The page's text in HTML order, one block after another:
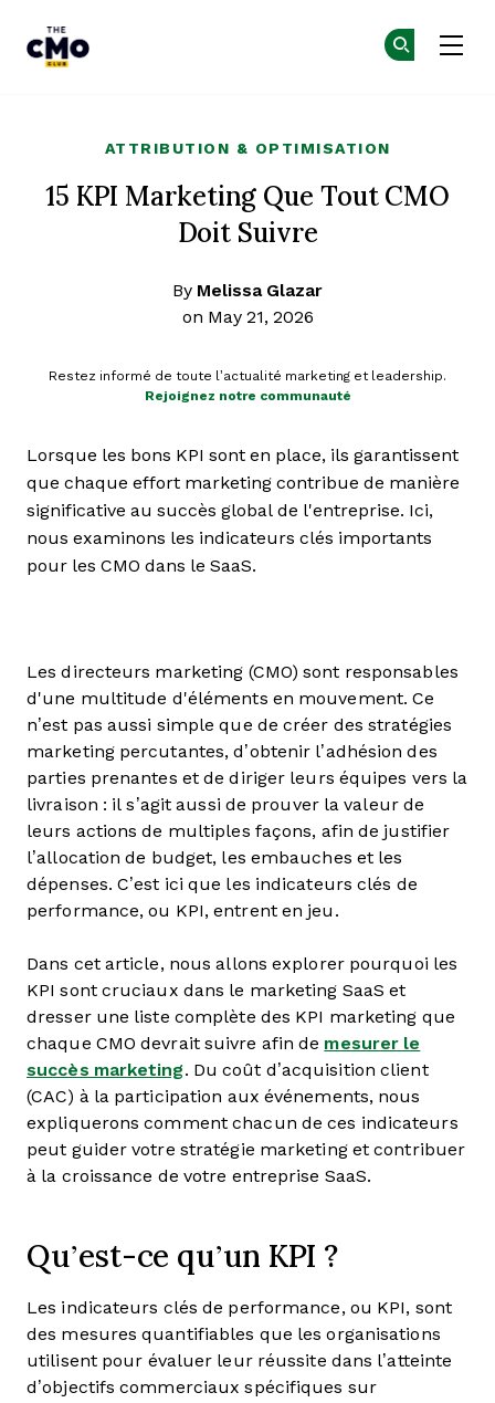
ATTRIBUTION & OPTIMISATION
15 KPI Marketing Que Tout CMO
Doit Suivre
By Melissa Glazar
on May 21, 2026
Restez informé de toute l’actualité marketing et leadership.
Rejoignez notre communauté
Lorsque les bons KPI sont en place, ils garantissent
que chaque effort marketing contribue de manière
significative au succès global de l'entreprise. Ici,
nous examinons les indicateurs clés importants
pour les CMO dans le SaaS.
Les directeurs marketing (CMO) sont responsables
d'une multitude d'éléments en mouvement. Ce
n’est pas aussi simple que de créer des stratégies
marketing percutantes, d’obtenir l’adhésion des
parties prenantes et de diriger leurs équipes vers la
livraison : il s’agit aussi de prouver la valeur de
leurs actions de multiples façons, afin de justifier
l’allocation de budget, les embauches et les
dépenses. C’est ici que les indicateurs clés de
performance, ou KPI, entrent en jeu.
Dans cet article, nous allons explorer pourquoi les
KPI sont cruciaux dans le marketing SaaS et
dresser une liste complète des KPI marketing que
chaque CMO devrait suivre afin de mesurer le
succès marketing. Du coût d’acquisition client
(CAC) à la participation aux événements, nous
expliquerons comment chacun de ces indicateurs
peut guider votre stratégie marketing et contribuer
à la croissance de votre entreprise SaaS.
Qu’est-ce qu’un KPI ?
Les indicateurs clés de performance, ou KPI, sont
des mesures quantifiables que les organisations
utilisent pour évaluer leur réussite dans l’atteinte
d’objectifs commerciaux spécifiques sur